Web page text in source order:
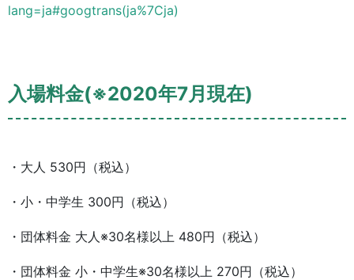
lang=ja#googtrans(ja%7Cja)
入場料金(※2020年7月現在)
・大人 530円（税込）
・小・中学生 300円（税込）
・団体料金 大人※30名様以上 480円（税込）
・団体料金 小・中学生※30名様以上 270円（税込）